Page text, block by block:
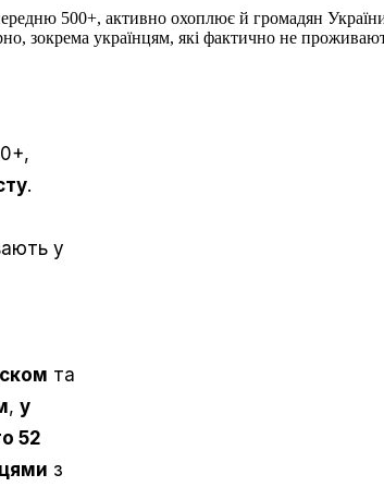
500+, активно охоплює й громадян
зокрема українцям, які фактично не
.
у
та
, у
52
з